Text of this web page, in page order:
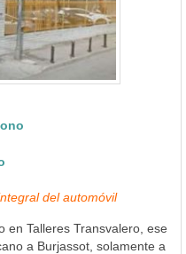
del automóvil
en Talleres Transvalero, ese
a Burjassot, solamente a